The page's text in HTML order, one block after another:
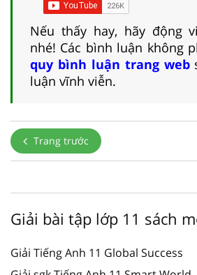
Nếu thấy hay, hãy động
nhé! Các bình luận không
quy bình luận trang web
luận vĩnh viễn.
Trang trước
Giải bài tập lớp 11 sách
Giải Tiếng Anh 11 Global Success